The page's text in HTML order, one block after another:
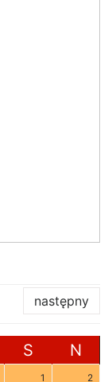
następny
S N
1 2